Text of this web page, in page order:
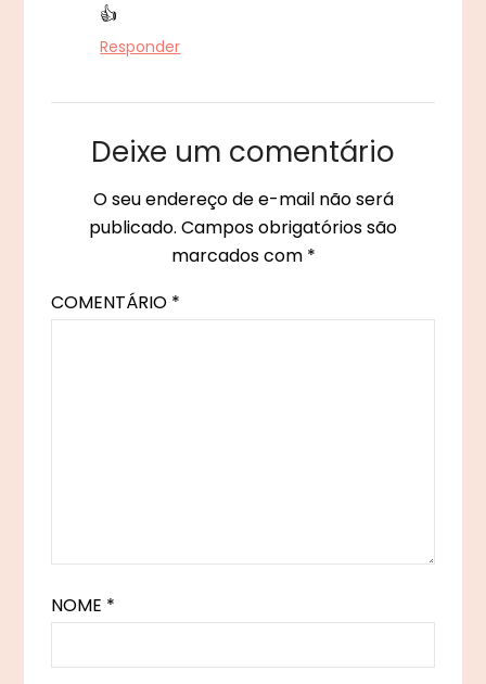
👍
Responder
Deixe um comentário
O seu endereço de e-mail não será
publicado. Campos obrigatórios são
marcados com *
COMENTÁRIO *
NOME *